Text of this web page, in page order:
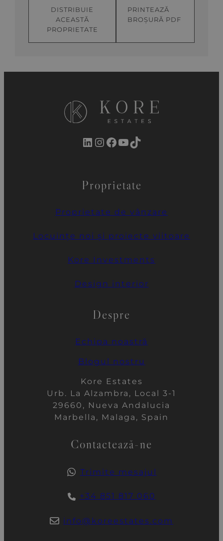
DISTRIBUIE
ACEASTĂ
PROPRIETATE
PRINTEAZĂ
BROȘURĂ PDF
LinkedIn InstagramFacebook YouTube TikTok
Proprietate
Proprietate de vânzare
Locuințe noi și proiecte viitoare
Kore Investments
Design interior
Despre
Echipa noastră
Blogul nostru
Kore Estates
Urb. La Alzambra, Local 3-1
29660, Nueva Andalucia
Marbella, Malaga, Spain
Contactează-ne
Trimite mesajul
+34 851 817 060
info@koreestates.com